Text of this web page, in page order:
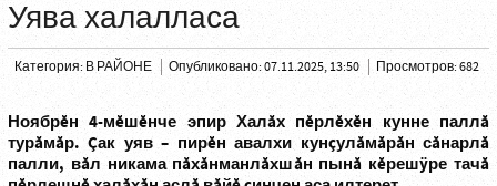
Уява халалласа
Категория: В РАЙОНЕ Опубликовано: 07.11.2025, 13:50 Просмотров: 682
Ноябрĕн 4-мĕшĕнче эпир Халăх пĕрлĕхĕн кунне паллă
турăмăр. Çак уяв – пирĕн авалхи кунçулăмăрăн сăнарлă
палли, вăл никама пăхăнманлăхшăн пынă кĕрешÿре тачă